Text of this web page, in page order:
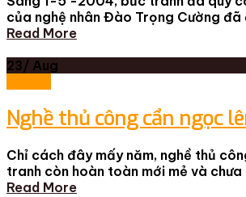
của nghệ nhân Đào Trọng Cường đã
Read More
23/ Aug
Nghề thủ công cẩn ngọc
Chỉ cách đây mấy năm, nghề thủ
tranh còn hoàn toàn mới mẻ và chưa
Read More